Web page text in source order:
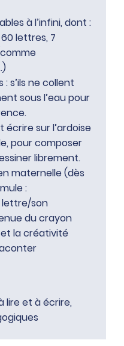
à l’infini, dont :
lettres, 7
s’ils ne collent
sous l’eau pour
sur l’ardoise
pour composer
librement.
maternelle (dès
:
lettre/son
du crayon
et la créativité
lire et à écrire,